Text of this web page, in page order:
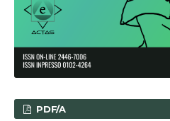
PDF/A